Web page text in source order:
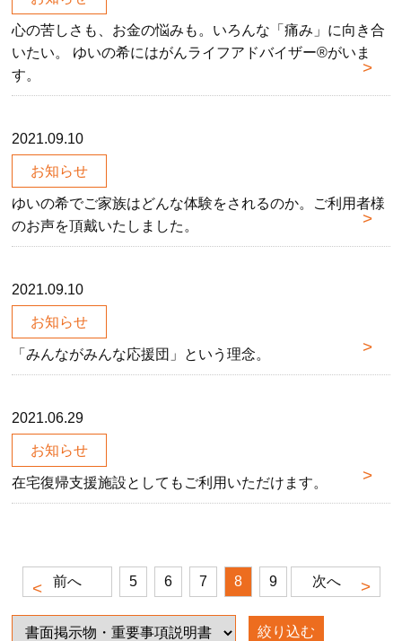
心の苦しさも、お金の悩みも。いろんな「痛み」に向き合
いたい。 ゆいの希にはがんライフアドバイザー®がいま
す。
2021.09.10
お知らせ
ゆいの希でご家族はどんな体験をされるのか。ご利用者様
のお声を頂戴いたしました。
2021.09.10
お知らせ
「みんながみんな応援団」という理念。
2021.06.29
お知らせ
在宅復帰支援施設としてもご利用いただけます。
前へ 5 6 7 8 9 次へ
絞り込む